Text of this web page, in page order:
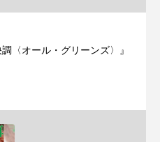
〈オール・グリーンズ〉』